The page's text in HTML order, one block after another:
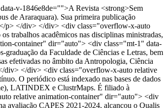
v-1846e8de="">A Revista <strong>Sem
de Araraquara). Sua primeira publicação
p> </div> </div> <div class="overflow-x-auto
trabalhos acadêmicos nas disciplinas ministradas,
container" dir="auto"> <div class="mt-1" data-
da Faculdade de Ciências e Letras, bem
efetivadas no âmbito da Antropologia, Ciência
</div> </div> <div class="overflow-x-auto relative
O periódico está indexado nas bases de dados
LATINDEX e ClustrMaps. É filiado à
relative animation-container" dir="auto"> <div
avaliação CAPES 2021-2024, alcançou o Qualis